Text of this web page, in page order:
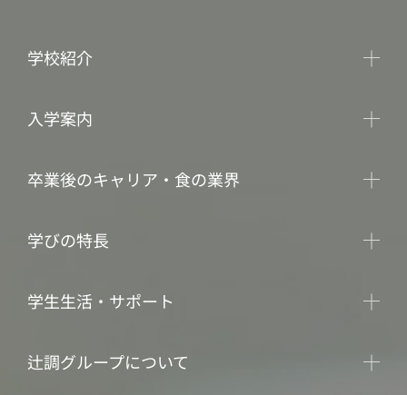
学校紹介
入学案内
卒業後のキャリア・食の業界
学びの特長
学生生活・サポート
辻調グループについて